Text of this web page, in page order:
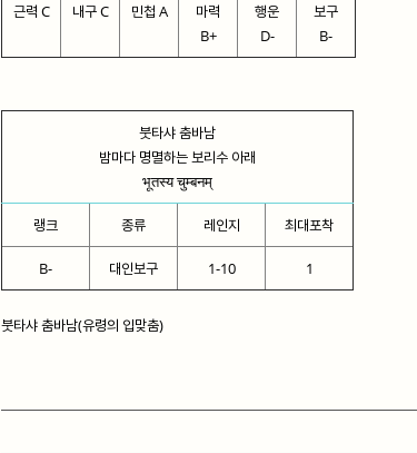
근력 C 내구 C 민첩 A
마력
B+
행운
D-
보구
B-
붓타샤 춤바남
밤마다 명멸하는 보리수 아래
भूतस्य चुम्बनम्
랭크 종류 레인지 최대포착
B- 대인보구 1-10 1
붓타샤 춤바남(유령의 입맞춤)